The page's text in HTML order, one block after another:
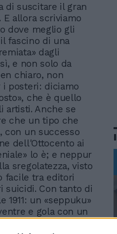
di suscitare il gran
allora scriviamo
dove meglio gli
fascino di una
dagli
e non solo da
chiaro, non
posteri: diciamo
che è quello
artisti. Anche se
che un tipo che
con un successo
dell'Ottocento ai
lo è; e neppur
sregolatezza, visto
facile tra editori
suicidi. Con tanto di
un «seppuku»
e gola con un